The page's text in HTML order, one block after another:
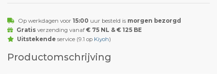
Op werkdagen voor 15:00 uur besteld is morgen bezorgd
Gratisverzending vanaf € 75 NL & € 125 BE
Uitstekendeservice (9.1 op Kiyoh)
Productomschrijving